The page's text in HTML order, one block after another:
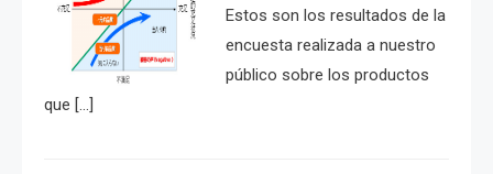
Estos son los resultados de la
encuesta realizada a nuestro
público sobre los productos
que […]